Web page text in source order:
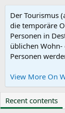
Der Tourismus
die temporäre
Personen in
üblichen
Personen
View More On
Recent contents